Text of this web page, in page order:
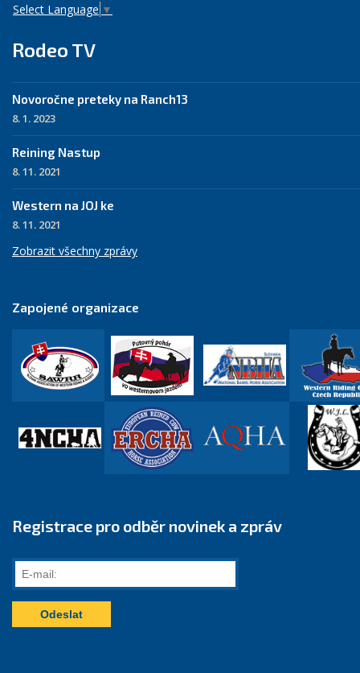
Select Language ▼
Rodeo TV
Novoročne preteky na Ranch13
8. 1. 2023
Reining Nastup
8. 11. 2021
Western na JOJ ke
8. 11. 2021
Zobrazit všechny zprávy
Zapojené organizace
Registrace pro odběr novinek a zpráv
E-
mail: